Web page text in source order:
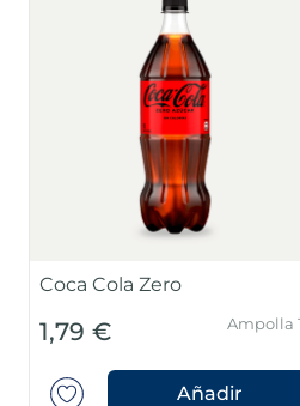
Coca Cola Zero
1,79 € Ampolla
Añadir